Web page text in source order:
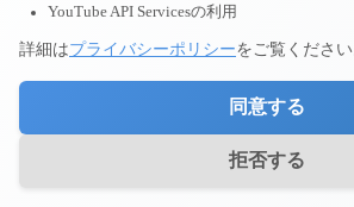
利用規約
プライバシーポリシー
QOLMS 利用規約
MG Factory Co., Ltd. All rights
YouTube API Servicesの利用
詳細はプライバシーポリシーをご覧ください
同意する
拒否する